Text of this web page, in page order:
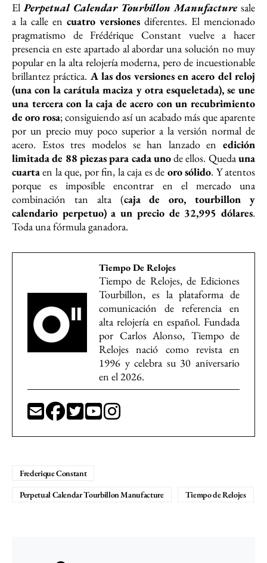
ElPerpetual Calendar Tourbillon Manufacture sale
a la calle en cuatro versiones diferentes. El mencionado
pragmatismo de Frédérique Constant vuelve a hacer
presencia en este apartado al abordar una solución no muy
popular en la alta relojería moderna, pero de incuestionable
brillantez práctica. A las dos versiones en acero del reloj
(una con la carátula maciza y otra esqueletada), se une
una tercera con la caja de acero con un recubrimiento
de oro rosa; consiguiendo así un acabado más que aparente
por un precio muy poco superior a la versión normal de
acero. Estos tres modelos se han lanzado en edición
limitada de 88 piezas para cada unode ellos. Quedauna
cuartaen la que, por fin, la caja es de oro sólido. Y atentos
porque es imposible encontrar en el mercado una
combinación tan alta (caja de oro, tourbillon y
calendario perpetuo) a un precio de 32,995 dólares.
Toda una fórmula ganadora.
Tiempo De Relojes
Tiempo de Relojes, de Ediciones
Tourbillon, es la plataforma de
comunicación de referencia en
alta relojería en español. Fundada
por Carlos Alonso, Tiempo de
Relojes nació como revista en
1996 y celebra su 30 aniversario
en el 2026.
Frederique Constant
Perpetual Calendar Tourbillon Manufacture
Tiempo de Relojes